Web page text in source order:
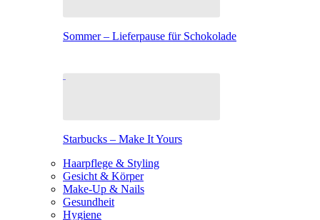
Sommer – Lieferpause für Schokolade
Starbucks – Make It Yours
Haarpflege & Styling
Gesicht & Körper
Make-Up & Nails
Gesundheit
Hygiene